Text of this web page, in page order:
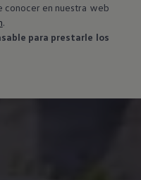
conocer en nuestra web
.
para prestarle los